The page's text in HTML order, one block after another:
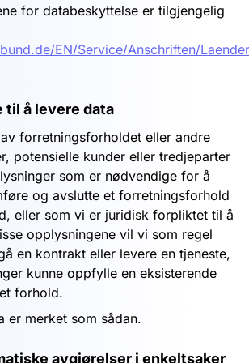
for databeskyttelse er tilgjengelig
EN/Service/Anschriften/
til å levere data
forretningsforholdet eller andre
potensielle kunder eller tredjeparter
som er nødvendige for å
og avslutte et forretningsforhold
eller som vi er juridisk forpliktet til å
opplysningene vil vi som regel
en kontrakt eller levere en tjeneste,
kunne oppfylle en eksisterende
forhold.
er merket som sådan.
avgjørelser i enkeltsaker